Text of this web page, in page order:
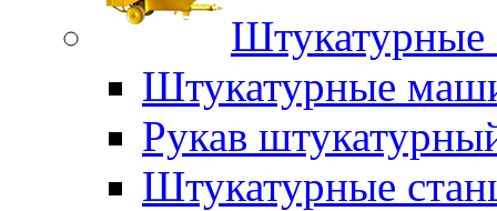
Штукатурные
Штукатурные
Рукав
Штукатурные